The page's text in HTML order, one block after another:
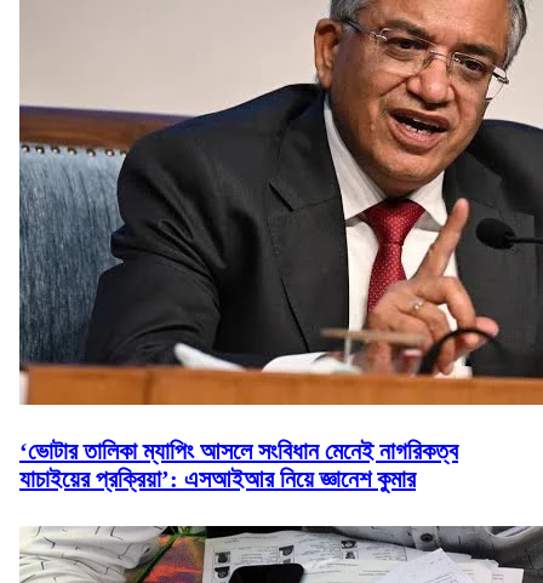
‘ভোটার তালিকা ম্যাপিং আসলে সংবিধান মেনেই নাগরিকত্ব
যাচাইয়ের প্রক্রিয়া’: এসআইআর নিয়ে জ্ঞানেশ কুমার